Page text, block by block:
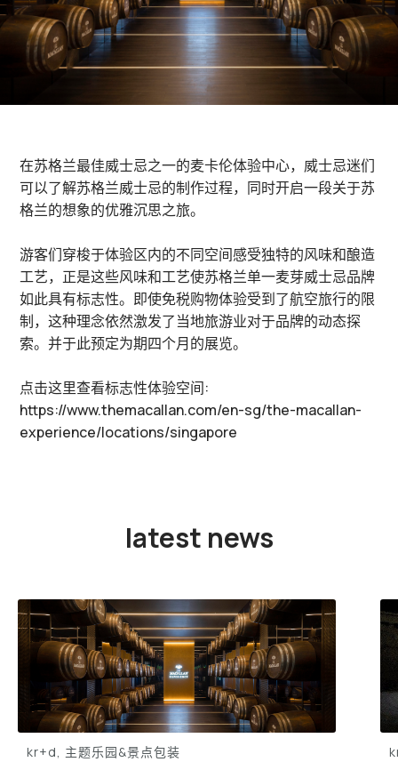
在苏格兰最佳威士忌之一的麦卡伦体验中心，威士忌迷们
可以了解苏格兰威士忌的制作过程，同时开启一段关于苏
格兰的想象的优雅沉思之旅。
游客们穿梭于体验区内的不同空间感受独特的风味和酿造
工艺，正是这些风味和工艺使苏格兰单一麦芽威士忌品牌
如此具有标志性。即使免税购物体验受到了航空旅行的限
制，这种理念依然激发了当地旅游业对于品牌的动态探
索。并于此预定为期四个月的展览。
点击这里查看标志性体验空间:
https://www.themacallan.com/en-sg/the-macallan-
experience/locations/singapore
latest news
kr+d, 主题乐园&景点包装